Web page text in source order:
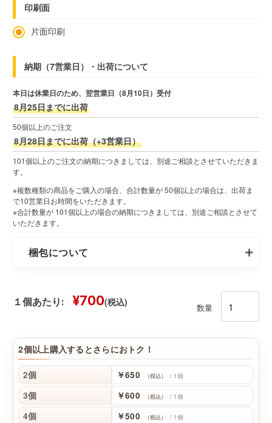
印刷面
片面印刷
納期（7営業日）・出荷について
本日は休業日のため、翌営業日（8月10日）受付
8月25日までに出荷
50個以上のご注文
8月28日までに出荷（+3営業日）
101個以上のご注文の納期につきましては、別途ご相談とさせていただきま
す。
※複数種類の商品をご購入の場合、合計数量が 50個以上の場合は、出荷ま
で10営業日お時間をいただきます。
※合計数量が 101個以上の場合の納期につきましては、別途ご相談とさせて
いただきます。
梱包について
１個あたり: ¥700(税込)
数量
2個以上購入するとさらにおトク！
2個 ￥650 （税込） / 1個
3個 ￥600 （税込） / 1個
4個 ￥500 （税込） / 1個